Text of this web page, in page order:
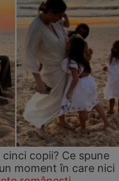
copii? Ce spune
moment în care nici